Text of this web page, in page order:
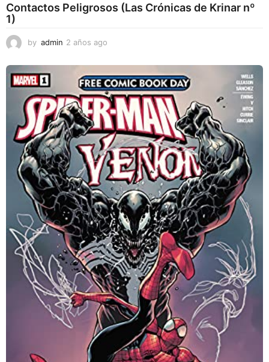
Contactos Peligrosos (Las Crónicas de Krinar nº
1)
by admin 2 años ago
ñ
o
s
a
g
o